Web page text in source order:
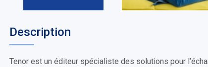
Description
Tenor est un éditeur spécialiste des solutions pour